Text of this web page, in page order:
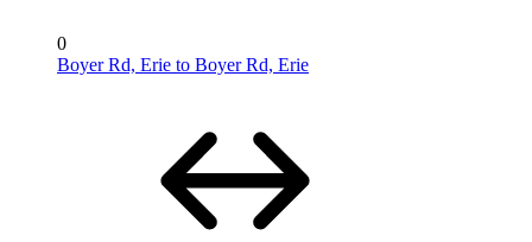
0
Boyer Rd, Erie to Boyer Rd, Erie